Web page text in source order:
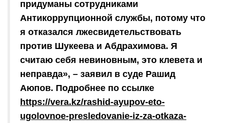
придуманы сотрудниками
Антикоррупционной службы, потому что
я отказался лжесвидетельствовать
против Шукеева и Абдрахимова. Я
считаю себя невиновным, это клевета и
неправда», – заявил в суде Рашид
Аюпов. Подробнее по ссылке
https://vera.kz/rashid-ayupov-eto-
ugolovnoe-presledovanie-iz-za-otkaza-